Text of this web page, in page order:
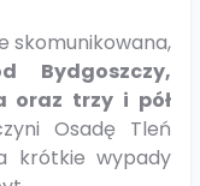
skomunikowana,
Bydgoszczy,
oraz trzy i pół
Osadę Tleń
krótkie wypady